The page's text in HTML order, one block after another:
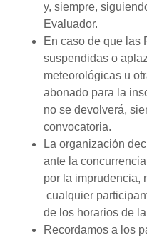
y, siempre,
Evaluador.
En caso de que las
suspendidas o
meteorológicas u
abonado para la
no se devolverá,
convocatoria.
La organización
ante la
por la imprudencia,
cualquier
de los horarios de
Recordamos a los